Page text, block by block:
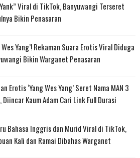
Viral di TikTok, Banyuwangi Terseret
Bikin Penasaran
Wes Yang’! Rekaman Suara Erotis Viral Diduga
Bikin Warganet Penasaran
Erotis ‘Yang Wes Yang’ Seret Nama MAN 3
Diincar Kaum Adam Cari Link Full Durasi
Bahasa Inggris dan Murid Viral di TikTok,
Kali dan Ramai Dibahas Warganet